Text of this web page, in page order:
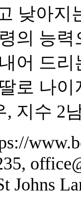
낮아지
의 능
어 드
로 나
, 지수 2
Johns